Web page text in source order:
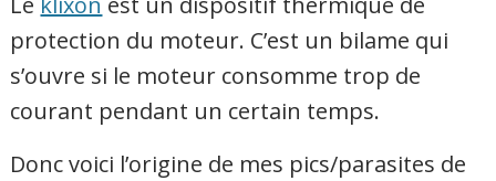
protection du moteur. C’est un bilame qui
s’ouvre si le moteur consomme trop de
courant pendant un certain temps.
Donc voici l’origine de mes pics/parasites de